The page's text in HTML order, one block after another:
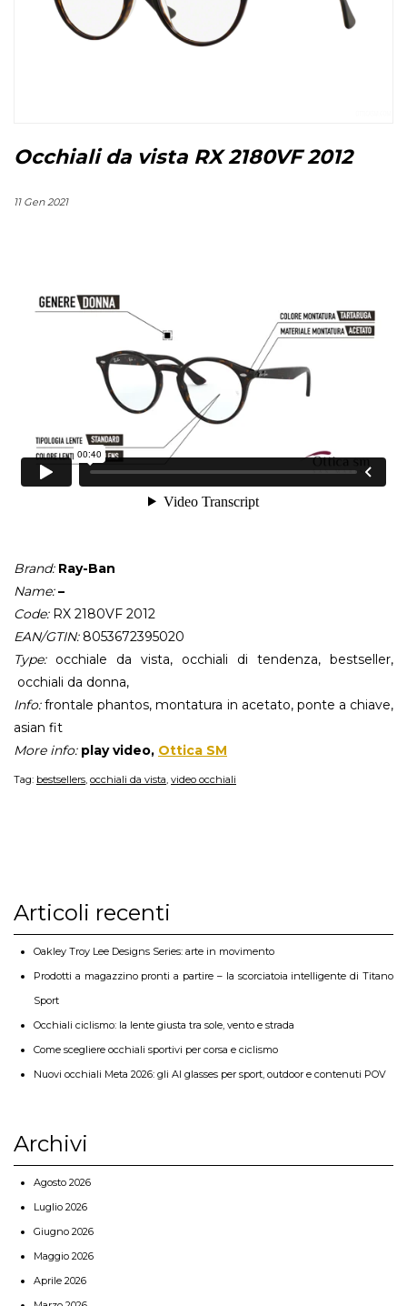
Occhiali da vista RX 2180VF 2012
11 Gen 2021
Brand:Ray-Ban
Name:–
Code:RX 2180VF 2012
EAN/GTIN:8053672395020
Type:occhiale da vista, occhiali di tendenza, bestseller,
occhiali da donna,
Info:frontale phantos, montatura in acetato, ponte a chiave,
asian fit
More info:play video, Ottica SM
Tag: bestsellers, occhiali da vista, video occhiali
Articoli recenti
Oakley Troy Lee Designs Series: arte in movimento
Prodotti a magazzino pronti a partire – la scorciatoia intelligente di Titano
Sport
Occhiali ciclismo: la lente giusta tra sole, vento e strada
Come scegliere occhiali sportivi per corsa e ciclismo
Nuovi occhiali Meta 2026: gli AI glasses per sport, outdoor e contenuti POV
Archivi
Agosto 2026
Luglio 2026
Giugno 2026
Maggio 2026
Aprile 2026